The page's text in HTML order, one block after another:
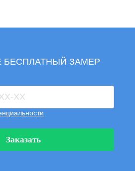
БЕСПЛАТНЫЙ ЗАМЕР
Заказать